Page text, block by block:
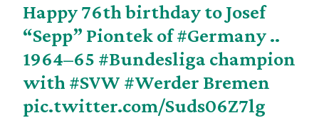
Happy 76th birthday to Josef
“Sepp” Piontek of#Germany..
1964–65 #Bundesliga champion
with #SVW #Werder Bremen
pic.twitter.com/Suds06Z7lg